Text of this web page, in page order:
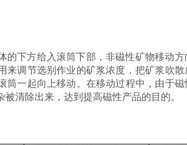
的下方给入滚筒下部，非磁性矿物移动
来调节选别作业的矿浆浓度，把矿浆吹
筒一起向上移动。在移动过程中，由于
清除出来，达到提高磁性产品的目的。